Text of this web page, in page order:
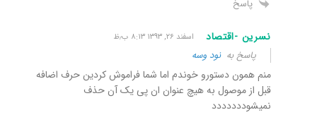
پاسخ
نسرین -اقتصاد اسفند ۲۶, ۱۳۹۳ ۸:۱۳ ب٫ظ
پاسخ بهنود وسه
منم همون دستورو خوندم اما شما فراموش کردین حرف اضافه
قبل از موصول به هیچ عنوان ان پی یک آن حذف
نمیشوددددددد